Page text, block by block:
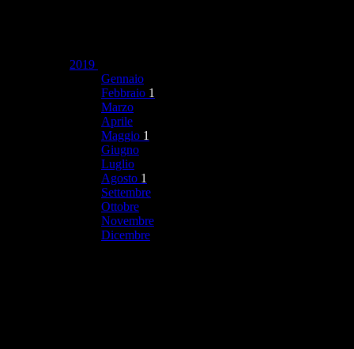
2019
Gennaio
Febbraio 1
Marzo
Aprile
Maggio 1
Giugno
Luglio
Agosto 1
Settembre
Ottobre
Novembre
Dicembre